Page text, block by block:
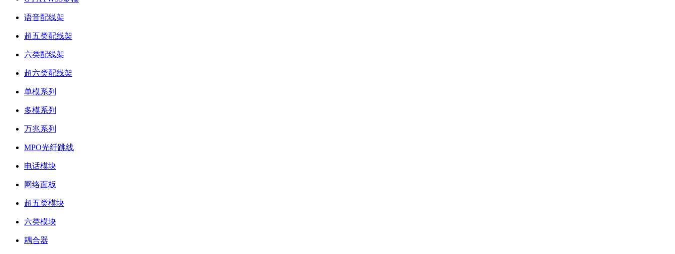
语音配线架
超五类配线架
六类配线架
超六类配线架
单模系列
多模系列
万兆系列
MPO光纤跳线
电话模块
网络面板
超五类模块
六类模块
耦合器